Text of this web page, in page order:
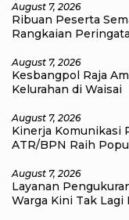
August 7, 2026
Ribuan Peserta
Rangkaian
August 7, 2026
Kesbangpol Raja
Kelurahan di Waisai
August 7, 2026
Kinerja Komunikasi
ATR/BPN Raih
August 7, 2026
Layanan
Warga Kini Tak